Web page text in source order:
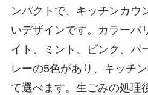
ンパクトで、キッチンカウ
いデザインです。カラーバ
イト、ミント、ピンク、パ
レーの5色があり、キッチ
て選べます。生ごみの処理